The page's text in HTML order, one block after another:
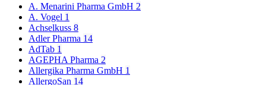
A. Menarini Pharma GmbH 2
A. Vogel 1
Achselkuss 8
Adler Pharma 14
AdTab 1
AGEPHA Pharma 2
Allergika Pharma GmbH 1
AllergoSan 14